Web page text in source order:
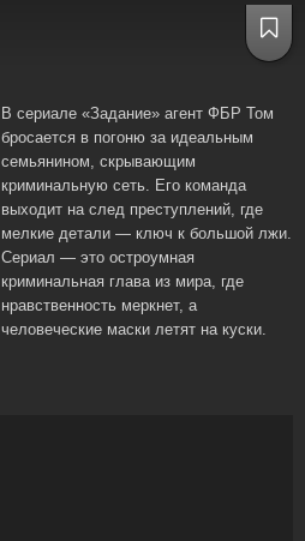
В сериале «Задание» агент ФБР Том
бросается в погоню за идеальным
семьянином, скрывающим
криминальную сеть. Его команда
выходит на след преступлений, где
мелкие детали — ключ к большой лжи.
Сериал — это остроумная
криминальная глава из мира, где
нравственность меркнет, а
человеческие маски летят на куски.